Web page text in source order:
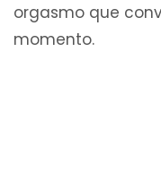
orgasmo que
momento.